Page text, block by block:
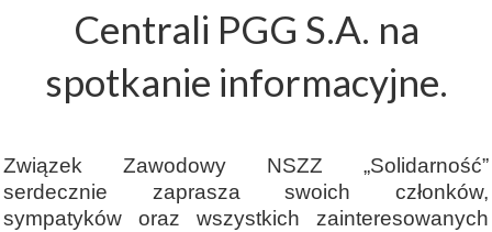
Centrali PGG S.A. na
spotkanie informacyjne.
Związek Zawodowy NSZZ „Solidarność”
serdecznie zaprasza swoich członków,
sympatyków oraz wszystkich zainteresowanych